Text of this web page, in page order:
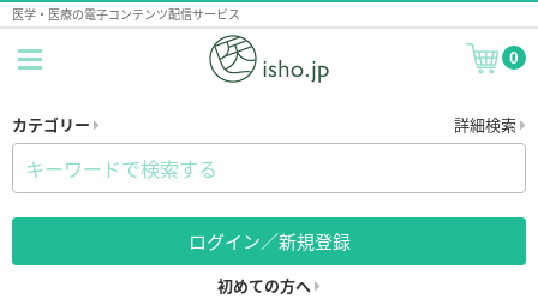
医学・医療の電子コンテンツ配信サービス
0
カテゴリー 詳細検索
ログイン／新規登録
初めての方へ